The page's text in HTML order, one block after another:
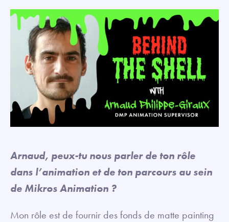
Arnaud, peux-tu nous parler de ton rôle
dans l’animation et de ton parcours au sein
de Mikros Animation ?
Mon rôle est de fournir des fonds de matte painting